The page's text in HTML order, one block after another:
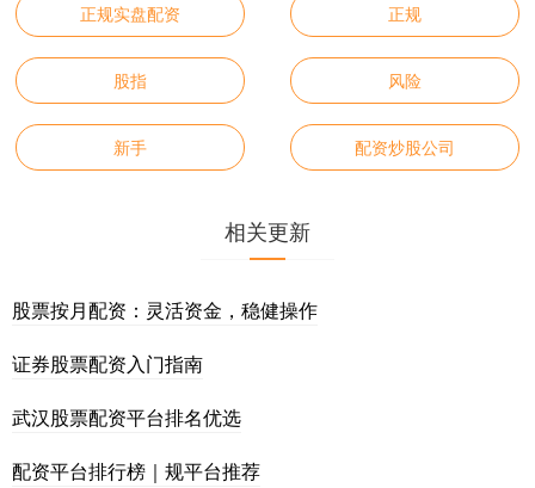
正规实盘配资 正规
股指 风险
新手 配资炒股公司
相关更新
股票按月配资：灵活资金，稳健操作
证券股票配资入门指南
武汉股票配资平台排名优选
配资平台排行榜｜规平台推荐